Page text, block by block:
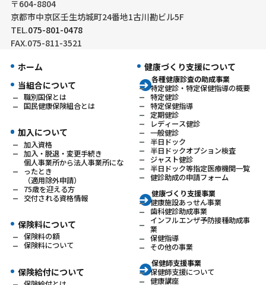
〒604-8804
京都市中京区壬生坊城町24番地1古川勘ビル5F
TEL.075-801-0478
FAX.075-811-3521
ホーム
当組合について
職別国保とは
国民健康保険組合とは
加入について
加入資格
加入・脱退・変更手続き
個人事業所から法人事業所にな
ったとき
（適用除外申請）
75歳を迎える方
交付される資格情報
保険料について
保険料の額
保険料について
保険給付について
健康づくり支援について
各種健康診査の助成事業
特定健診・特定保健指導の概要
特定健診
特定保健指導
定期健診
レディース健診
一般健診
半日ドック
半日ドックオプション検査
ジャスト健診
半日ドック等指定医療機関一覧
健診助成の申請フォーム
健康づくり支援事業
健康施設あっせん事業
歯科健診助成事業
インフルエンザ予防接種助成事
業
保健指導
その他の事業
保健師支援事業
保健師支援について
健康講座